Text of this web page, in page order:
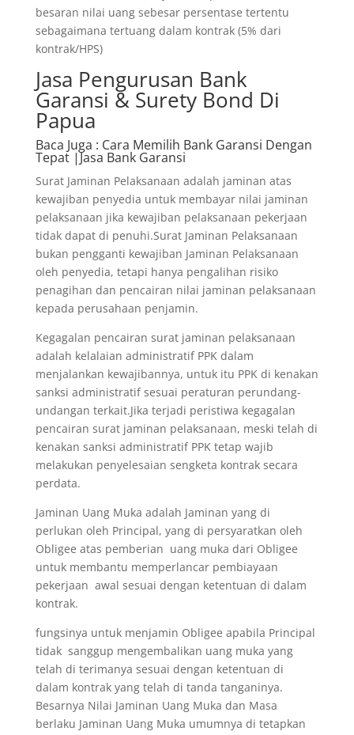
besaran nilai uang sebesar persentase tertentu
sebagaimana tertuang dalam kontrak (5% dari
kontrak/HPS)
Jasa Pengurusan Bank
Garansi & Surety Bond Di
Papua
Baca Juga : Cara Memilih Bank Garansi Dengan
Tepat |Jasa Bank Garansi
Surat Jaminan Pelaksanaan adalah jaminan atas
kewajiban penyedia untuk membayar nilai jaminan
pelaksanaan jika kewajiban pelaksanaan pekerjaan
tidak dapat di penuhi.Surat Jaminan Pelaksanaan
bukan pengganti kewajiban Jaminan Pelaksanaan
oleh penyedia, tetapi hanya pengalihan risiko
penagihan dan pencairan nilai jaminan pelaksanaan
kepada perusahaan penjamin.
Kegagalan pencairan surat jaminan pelaksanaan
adalah kelalaian administratif PPK dalam
menjalankan kewajibannya, untuk itu PPK di kenakan
sanksi administratif sesuai peraturan perundang-
undangan terkait.Jika terjadi peristiwa kegagalan
pencairan surat jaminan pelaksanaan, meski telah di
kenakan sanksi administratif PPK tetap wajib
melakukan penyelesaian sengketa kontrak secara
perdata.
Jaminan Uang Muka adalah Jaminan yang di
perlukan oleh Principal, yang di persyaratkan oleh
Obligee atas pemberian uang muka dari Obligee
untuk membantu memperlancar pembiayaan
pekerjaan awal sesuai dengan ketentuan di dalam
kontrak.
fungsinya untuk menjamin Obligee apabila Principal
tidak sanggup mengembalikan uang muka yang
telah di terimanya sesuai dengan ketentuan di
dalam kontrak yang telah di tanda tanganinya.
Besarnya Nilai Jaminan Uang Muka dan Masa
berlaku Jaminan Uang Muka umumnya di tetapkan